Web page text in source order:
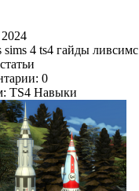
sims 4 ts4 гайды ливсимс
статьи
0
TS4 Навыки